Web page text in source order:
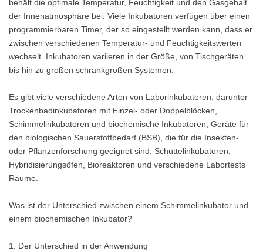
behält die optimale Temperatur, Feuchtigkeit und den Gasgehalt
der Innenatmosphäre bei. Viele Inkubatoren verfügen über einen
programmierbaren Timer, der so eingestellt werden kann, dass er
zwischen verschiedenen Temperatur- und Feuchtigkeitswerten
wechselt. Inkubatoren variieren in der Größe, von Tischgeräten
bis hin zu großen schrankgroßen Systemen.
Es gibt viele verschiedene Arten von Laborinkubatoren, darunter
Trockenbadinkubatoren mit Einzel- oder Doppelblöcken,
Schimmelinkubatoren und biochemische Inkubatoren, Geräte für
den biologischen Sauerstoffbedarf (BSB), die für die Insekten-
oder Pflanzenforschung geeignet sind, Schüttelinkubatoren,
Hybridisierungsöfen, Bioreaktoren und verschiedene Labortests
Räume.
Was ist der Unterschied zwischen einem Schimmelinkubator und
einem biochemischen Inkubator?
1. Der Unterschied in der Anwendung